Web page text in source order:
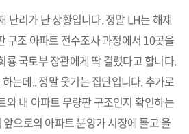
난리가 난 상황입니다. 정말 LH는 해제
구조 아파트 전수조사 과정에서 10곳을
룡 국토부 장관에게 딱 결렸다고 합니다.
는데.. 정말 웃기는 집단입니다. 추가로
와 내 아파트 무량판 구조인지 확인하는
으로의 아파트 분양가 시장에 몰고 올